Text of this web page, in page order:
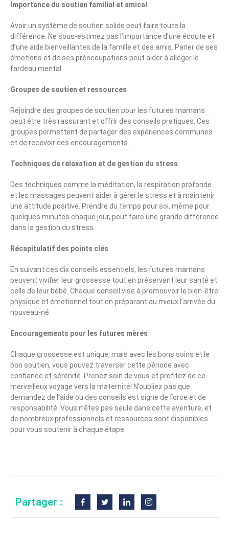
Importance du soutien familial et amical
Avoir un système de soutien solide peut faire toute la
différence. Ne sous-estimez pas l’importance d’une écoute et
d’une aide bienveillantes de la famille et des amis. Parler de ses
émotions et de ses préoccupations peut aider à alléger le
fardeau mental.
Groupes de soutien et ressources
Rejoindre des groupes de soutien pour les futures mamans
peut être très rassurant et offrir des conseils pratiques. Ces
groupes permettent de partager des expériences communes
et de recevoir des encouragements.
Techniques de relaxation et de gestion du stress
Des techniques comme la méditation, la respiration profonde
et les massages peuvent aider à gérer le stress et à maintenir
une attitude positive. Prendre du temps pour soi, même pour
quelques minutes chaque jour, peut faire une grande différence
dans la gestion du stress.
Récapitulatif des points clés
En suivant ces dix conseils essentiels, les futures mamans
peuvent vivifier leur grossesse tout en préservant leur santé et
celle de leur bébé. Chaque conseil vise à promouvoir le bien-être
physique et émotionnel tout en préparant au mieux l’arrivée du
nouveau-né.
Encouragements pour les futures mères
Chaque grossesse est unique, mais avec les bons soins et le
bon soutien, vous pouvez traverser cette période avec
confiance et sérénité. Prenez soin de vous et profitez de ce
merveilleux voyage vers la maternité! N’oubliez pas que
demandez de l’aide ou des conseils est signe de force et de
responsabilité. Vous n’êtes pas seule dans cette aventure, et
de nombreux professionnels et ressources sont disponibles
pour vous soutenir à chaque étape.
Partager :